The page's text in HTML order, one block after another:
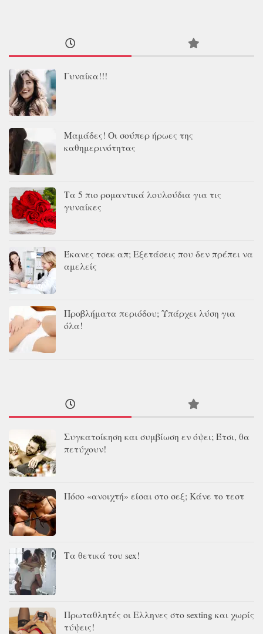
Γυναίκα!!!
Μαμάδες! Οι σούπερ ήρωες της
καθημερινότητας
Τα 5 πιο ρομαντικά λουλούδια για τις
γυναίκες
Έκανες τσεκ απ; Εξετάσεις που δεν πρέπει να
αμελείς
Προβλήματα περιόδου; Υπάρχει λύση για
όλα!
Συγκατοίκηση και συμβίωση εν όψει; Έτσι, θα
πετύχουν!
Πόσο «ανοιχτή» είσαι στο σεξ; Κάνε το τεστ
Τα θετικά του sex!
Πρωταθλητές οι Ελληνες στο sexting και χωρίς
τύψεις!